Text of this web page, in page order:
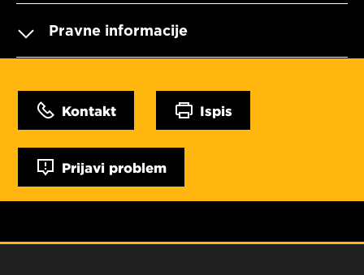
Pravne informacije
Kontakt Ispis
Prijavi problem